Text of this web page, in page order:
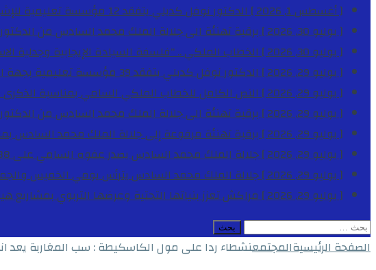
[ أغسطس 1, 2026 ]
الدكتور نوفل كديلي يتفقد 12 مؤسسة تعليمية للإشراف على مراقبة الداخليات والمطاعم المدرسية بجهة الدار البيضاء-سطات
[ يوليو 30, 2026 ]
برقية تهنئة الى جلالة الملك محمد السادس من
[ يوليو 30, 2026 ]
الخطاب الملكي .. “فلسفة السيادة الإيجابية وجدلية
[ يوليو 29, 2026 ]
الدكتور نوفل كديلي يتفقد 39 مؤسسة تعليمية بجهة الدار البيضاء-سطات خلال الموسم الدراسي 2025-2026
[ يوليو 29, 2026 ]
النص الكامل للخطاب الملكي السامي بمناسبة الذكرى الـ27 لعيد العرش
[ يوليو 29, 2026 ]
برقية تهنئة الى جلالة الملك محمد السادس من
[ يوليو 29, 2026 ]
برقية تهنئة مرفوعة إلى جلالة الملك محمد السادس
[ يوليو 29, 2026 ]
جلالة الملك محمد السادس يصدر عفوه السامي على 1788 شخصا بمناسبة عيد العرش المجيد
[ يوليو 29, 2026 ]
جلالة الملك محمد السادس يترأس يومي الخميس
[ يوليو 29, 2026 ]
مراكش تعزز بنياتها التحتية وعرضها التربوي
البحث
عن:
الصفحة الرئيسيةالمجتمعنشطاء ردا على مول الكاسكيطة : سب المغاربة يعد